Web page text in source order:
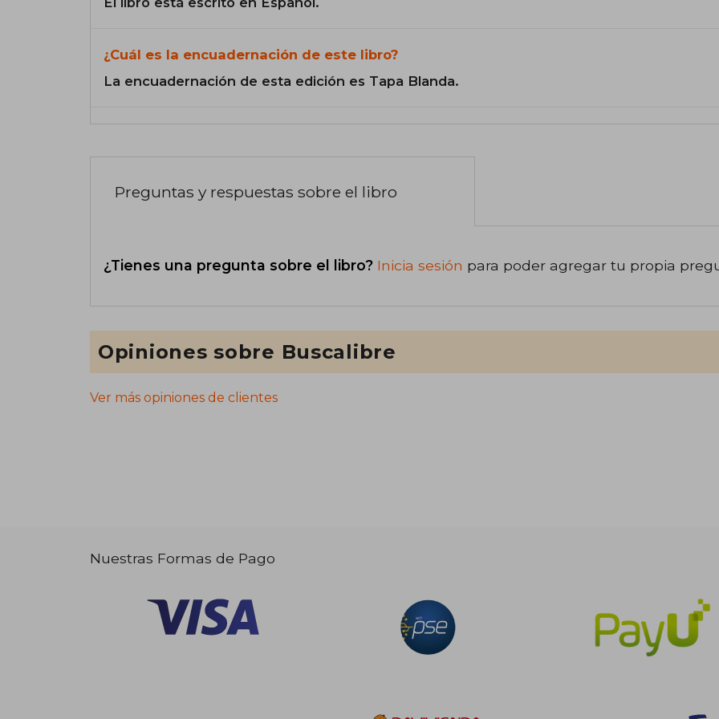
¿Cuál es la encuadernación de este libro?
La encuadernación de esta edición es Tapa Blanda.
Preguntas y respuestas sobre el libro
¿Tienes una pregunta sobre el libro? Inicia sesión para poder agregar tu propia
Opiniones sobre Buscalibre
Ver más opiniones de clientes
Nuestras Formas de Pago